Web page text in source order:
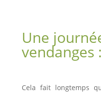
Une
vendanges :
Cela fait longtemps